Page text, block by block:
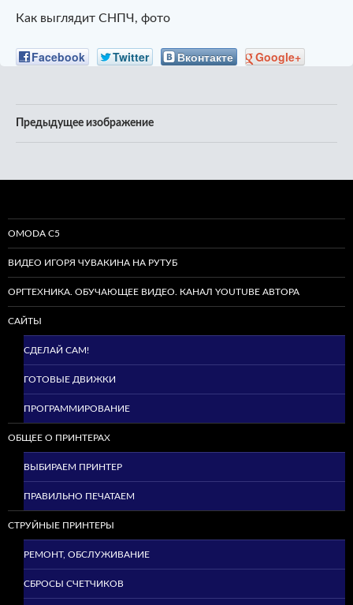
Как выглядит СНПЧ, фото
Facebook Twitter Вконтакте Google+
Предыдущее изображение
OMODA C5
ВИДЕО ИГОРЯ ЧУВАКИНА НА РУТУБ
ОРГТЕХНИКА. ОБУЧАЮЩЕЕ ВИДЕО. КАНАЛ YOUTUBE АВТОРА
САЙТЫ
СДЕЛАЙ САМ!
ГОТОВЫЕ ДВИЖКИ
ПРОГРАММИРОВАНИЕ
ОБЩЕЕ О ПРИНТЕРАХ
ВЫБИРАЕМ ПРИНТЕР
ПРАВИЛЬНО ПЕЧАТАЕМ
СТРУЙНЫЕ ПРИНТЕРЫ
РЕМОНТ, ОБСЛУЖИВАНИЕ
СБРОСЫ СЧЕТЧИКОВ